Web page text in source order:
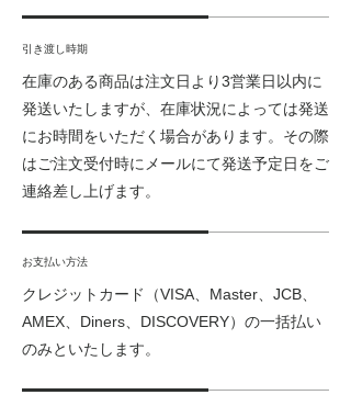
引き渡し時期
在庫のある商品は注文日より3営業日以内に
発送いたしますが、在庫状況によっては発送
にお時間をいただく場合があります。その際
はご注文受付時にメールにて発送予定日をご
連絡差し上げます。
お支払い方法
クレジットカード（VISA、Master、JCB、
AMEX、Diners、DISCOVERY）の一括払い
のみといたします。